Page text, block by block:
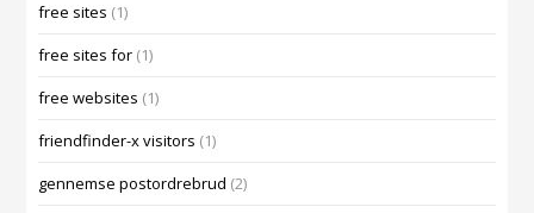
free sites (1)
free sites for (1)
free websites (1)
friendfinder-x visitors (1)
gennemse postordrebrud (2)